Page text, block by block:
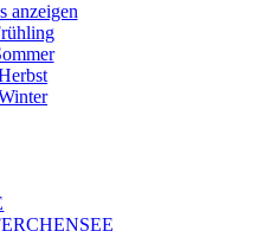
anzeigen